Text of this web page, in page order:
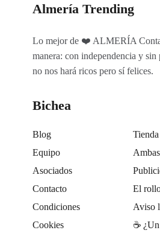
Almería Trending
Lo mejor de ❤️ ALMERÍA
manera: con independencia y sin
no nos hará ricos pero sí felices.
Bichea
Blog
Tienda
Equipo
Asociados
Contacto
El
Condiciones
Aviso
Cookies
☕️